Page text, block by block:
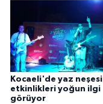
Kocaeli'de yaz neşesi
etkinlikleri yoğun ilgi
görüyor